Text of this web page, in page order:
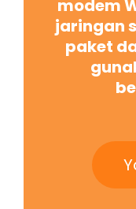
modem
jaringan
paket